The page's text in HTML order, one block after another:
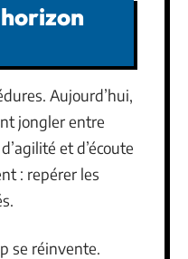
Aujourd’hui,
jongler entre
et d’écoute
: repérer les
se réinvente.